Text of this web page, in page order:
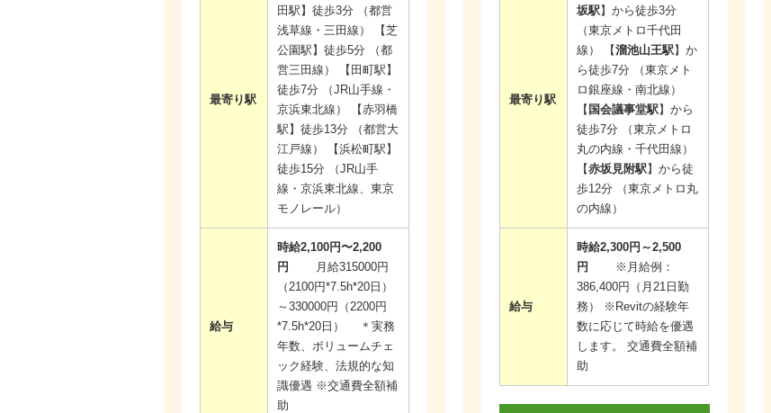
最寄り駅
田駅】徒歩3分 （都営
浅草線・三田線） 【芝
公園駅】徒歩5分 （都
営三田線） 【田町駅】
徒歩7分 （JR山手線・
京浜東北線） 【赤羽橋
駅】徒歩13分 （都営大
江戸線） 【浜松町駅】
徒歩15分 （JR山手
線・京浜東北線、東京
モノレール）
給与
時給2,100円〜2,200
円
月給315000円
（2100円*7.5h*20日）
～330000円（2200円
*7.5h*20日） ＊実務
年数、ボリュームチェ
ック経験、法規的な知
識優遇 ※交通費全額補
助
最寄り駅
坂駅】から徒歩3分
（東京メトロ千代田
線） 【溜池山王駅】か
ら徒歩7分 （東京メト
ロ銀座線・南北線）
【 国会議事堂駅】から
徒歩7分 （東京メトロ
丸の内線・千代田線）
【赤坂見附駅】から徒
歩12分 （東京メトロ丸
の内線）
給与
時給2,300円～2,500
円
※月給例：
386,400円（月21日勤
務） ※Revitの経験年
数に応じて時給を優遇
します。 交通費全額補
助